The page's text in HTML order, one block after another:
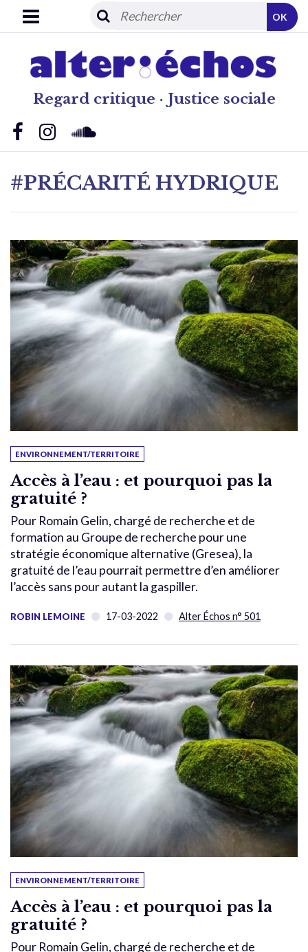
Regard critique · Justice sociale
OK
#PRÉCARITÉ HYDRIQUE
ENVIRONNEMENT/TERRITOIRE
Accès à l’eau : et pourquoi pas la
gratuité ?
Pour Romain Gelin, chargé de recherche et de
formation au Groupe de recherche pour une
stratégie économique alternative (Gresea), la
gratuité de l’eau pourrait permettre d’en améliorer
l’accès sans pour autant la gaspiller.
ROBIN LEMOINE 17-03-2022 Alter Échos n° 501
ENVIRONNEMENT/TERRITOIRE
Accès à l’eau : et pourquoi pas la
gratuité ?
Pour Romain Gelin, chargé de recherche et de